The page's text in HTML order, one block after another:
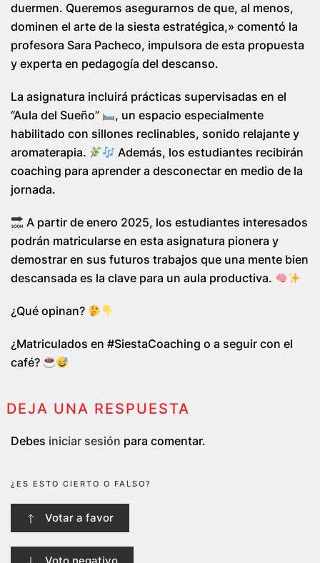
duermen. Queremos asegurarnos de que, al menos,
dominen el arte de la siesta estratégica,» comentó la
profesora Sara Pacheco, impulsora de esta propuesta
y experta en pedagogía del descanso.
La asignatura incluirá prácticas supervisadas en el
“Aula del Sueño”
, un espacio especialmente
habilitado con sillones reclinables, sonido relajante y
aromaterapia.
Además, los estudiantes recibirán
coaching para aprender a desconectar en medio de la
jornada.
A partir de enero 2025, los estudiantes interesados
podrán matricularse en esta asignatura pionera y
demostrar en sus futuros trabajos que una mente bien
descansada es la clave para un aula productiva.
¿Qué opinan?
¿Matriculados en #SiestaCoaching o a seguir con el
café?
DEJA UNA RESPUESTA
Debes iniciar sesión para comentar.
¿ES ESTO CIERTO O FALSO?
Votar a favor